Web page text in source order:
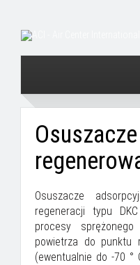
Osuszacze
regeneracji typu
procesy
powietrza do punktu
(ewentualnie do -70 °